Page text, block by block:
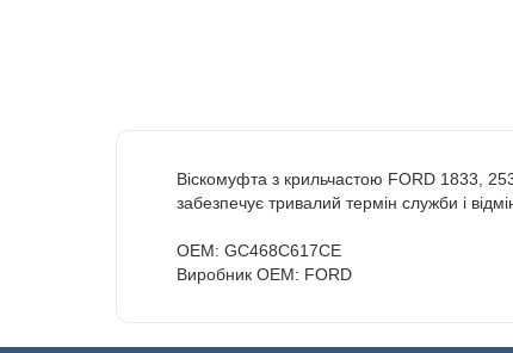
Віскомуфта з крильчастою FORD 1833,
забезпечує тривалий термін служби і
OEM: GC468C617CE
Виробник OEM: FORD